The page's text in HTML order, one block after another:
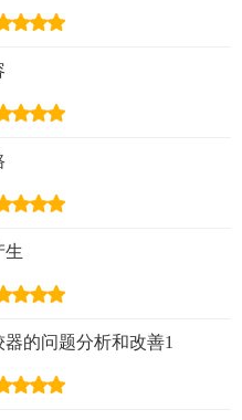
的问题分析和改善1